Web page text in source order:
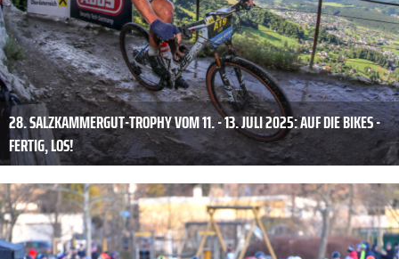
28. SALZKAMMERGUT-TROPHY VOM 11. - 13. JULI 2025: AUF DIE BIKES -
FERTIG, LOS!